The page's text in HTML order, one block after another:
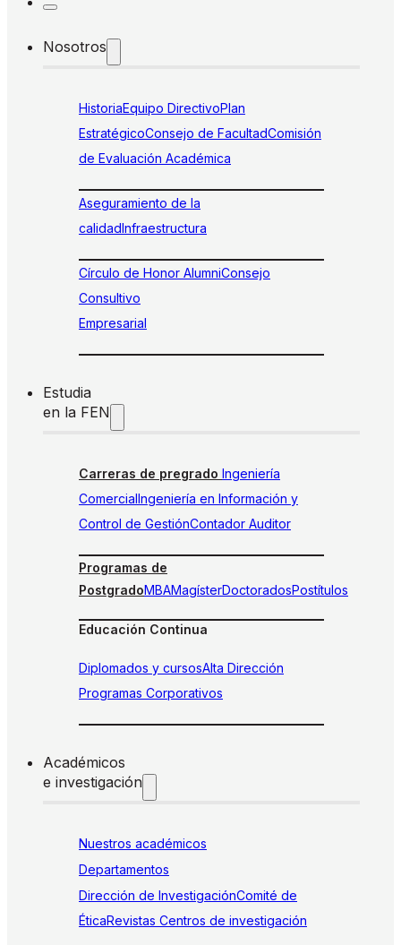
Nosotros
HistoriaEquipo DirectivoPlan
EstratégicoConsejo de FacultadComisión
de Evaluación Académica
Aseguramiento de la
calidadInfraestructura
Círculo de Honor AlumniConsejo
Consultivo
Empresarial
Estudia
en la FEN
Carreras de pregrado Ingeniería
ComercialIngeniería en Información y
Control de GestiónContador Auditor
Programas de
PostgradoMBAMagísterDoctoradosPostítulos
Educación Continua
Diplomados y cursosAlta Dirección
Programas Corporativos
Académicos
e investigación
Nuestros académicos
Departamentos
Dirección de InvestigaciónComité de
ÉticaRevistas Centros de investigación